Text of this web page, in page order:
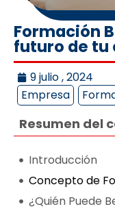
Formación
futuro de tu
9 julio , 2024
Empresa
Resumen del
Introducción
Concepto de
¿Quién Puede